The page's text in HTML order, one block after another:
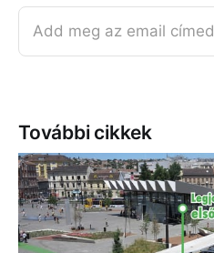
Add meg az email címed
További cikkek